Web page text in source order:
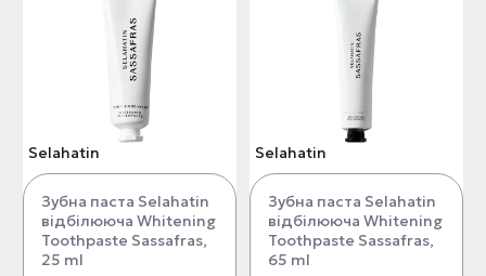
Selahatin
Зубна паста Selahatin
відбілююча Whitening
Toothpaste Sassafras,
25 ml
Selahatin
Зубна паста Selahatin
відбілююча Whitening
Toothpaste Sassafras,
65 ml